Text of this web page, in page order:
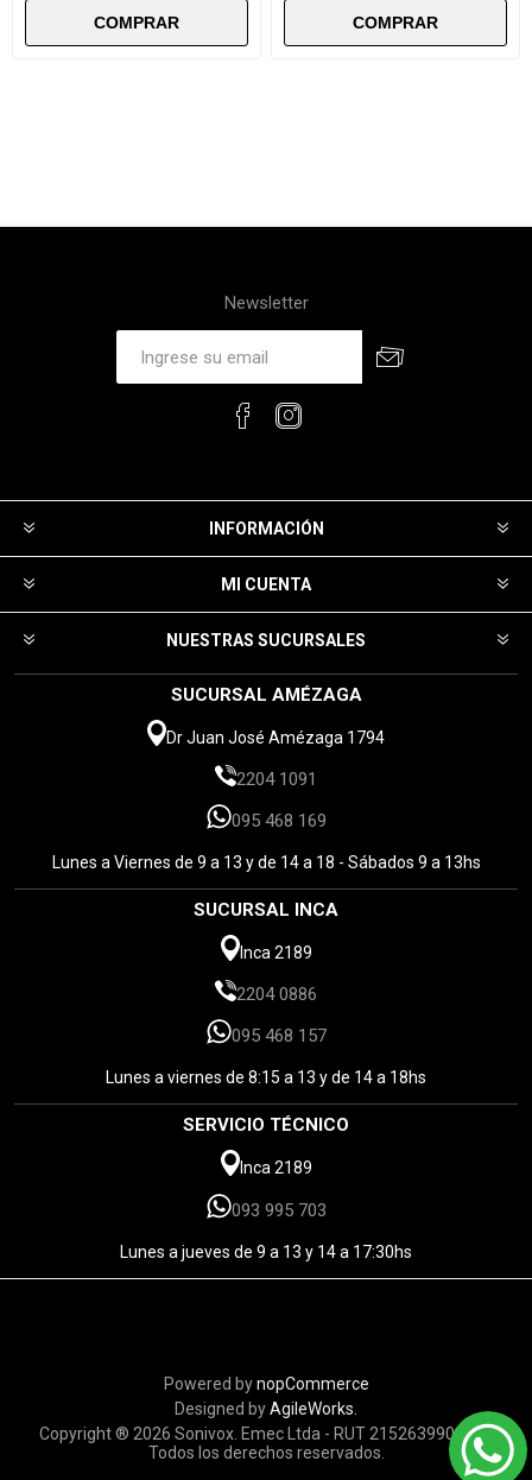
Newsletter
INFORMACIÓN
MI CUENTA
NUESTRAS SUCURSALES
SUCURSAL AMÉZAGA
Dr Juan José Amézaga 1794
2204 1091
095 468 169
Lunes a Viernes de 9 a 13 y de 14 a 18 - Sábados 9 a 13hs
SUCURSAL INCA
Inca 2189
2204 0886
095 468 157
Lunes a viernes de 8:15 a 13 y de 14 a 18hs
SERVICIO TÉCNICO
Inca 2189
093 995 703
Lunes a jueves de 9 a 13 y 14 a 17:30hs
Powered bynopCommerce
Designed byAgileWorks.
Copyright ® 2026 Sonivox. Emec Ltda - RUT 215263990010 -
Todos los derechos reservados.